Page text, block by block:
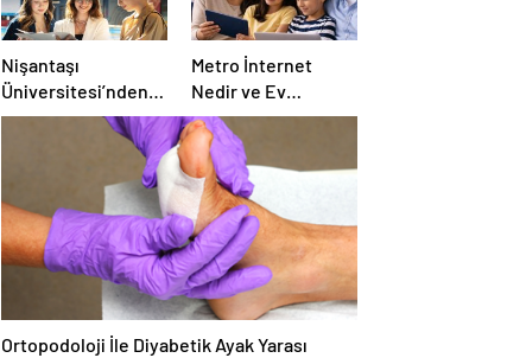
Nişantaşı
Üniversitesi’nden
2026 YKS
Adaylarına Çifte
Ücret ve Kesintisiz
Burs
Metro İnternet
Nedir ve Ev
İnternetiyle Nasıl
Ayrılır
Ortopodoloji İle Diyabetik Ayak Yarası